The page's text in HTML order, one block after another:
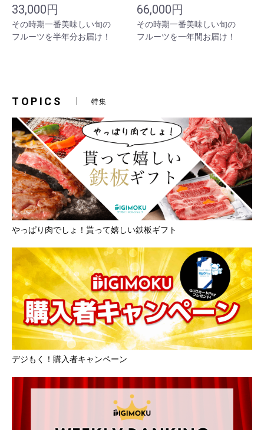
33,000円
その時期一番美味しい旬の
フルーツを半年分お届け！
66,000円
その時期一番美味しい旬の
フルーツを一年間お届け！
TOPICS 特集
やっぱり肉でしょ！貰って嬉しい鉄板ギフト
デジもく！購入者キャンペーン